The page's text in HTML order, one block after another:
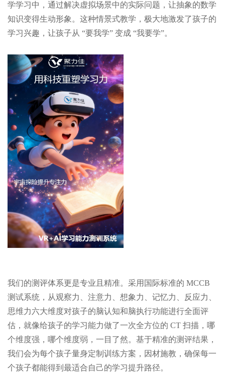
学学习中，通过解决虚拟场景中的实际问题，让抽象的数学
知识变得生动形象。这种情景式教学，极大地激发了孩子的
学习兴趣，让孩子从 “要我学” 变成 “我要学”。
我们的测评体系更是专业且精准。采用国际标准的 MCCB
测试系统，从观察力、注意力、想象力、记忆力、反应力、
思维力六大维度对孩子的脑认知和脑执行功能进行全面评
估，就像给孩子的学习能力做了一次全方位的 CT 扫描，哪
个维度强，哪个维度弱，一目了然。基于精准的测评结果，
我们会为每个孩子量身定制训练方案，因材施教，确保每一
个孩子都能得到最适合自己的学习提升路径。